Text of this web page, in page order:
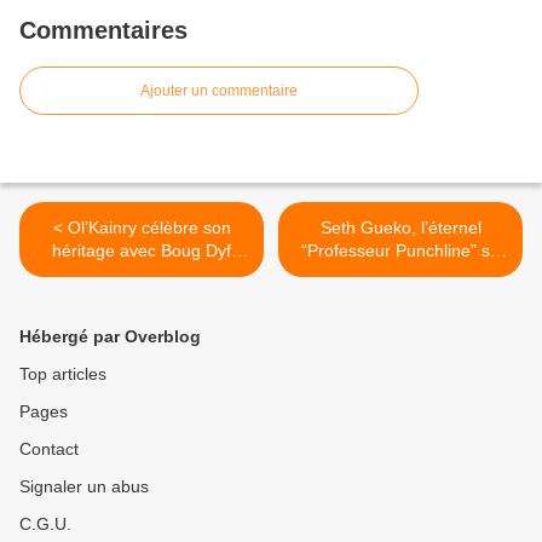
Commentaires
Ajouter un commentaire
< Ol’Kainry célèbre son
héritage avec Boug Dyf
Legacy, un retour entre
Seth Gueko, l’éternel
“Professeur Punchline” se
raconte sans filtre dans
Hébergé par Overblog
Top articles
Pages
Contact
Signaler un abus
C.G.U.